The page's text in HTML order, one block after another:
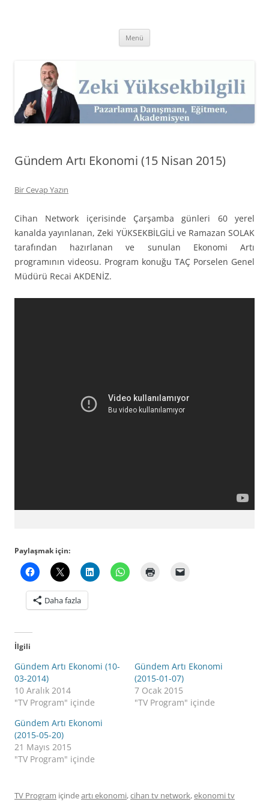
Kişisel Web Sitesi.
Menü
Gündem Artı Ekonomi (15 Nisan 2015)
Bir Cevap Yazın
Cihan Network içerisinde Çarşamba günleri 60 yerel
kanalda yayınlanan, Zeki YÜKSEKBİLGİLİ ve Ramazan SOLAK
tarafından hazırlanan ve sunulan Ekonomi Artı
programının videosu. Program konuğu TAÇ Porselen Genel
Müdürü Recai AKDENİZ.
Paylaşmak için:
Daha fazla
İlgili
Gündem Artı Ekonomi (10-
03-2014)
10 Aralık 2014
"TV Program" içinde
Gündem Artı Ekonomi
(2015-01-07)
7 Ocak 2015
"TV Program" içinde
Gündem Artı Ekonomi
(2015-05-20)
21 Mayıs 2015
"TV Program" içinde
TV Program içindeartı ekonomi,cihan tv network,ekonomi tv